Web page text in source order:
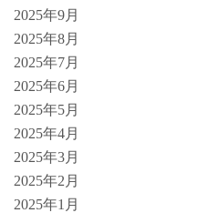
2025年9月
2025年8月
2025年7月
2025年6月
2025年5月
2025年4月
2025年3月
2025年2月
2025年1月